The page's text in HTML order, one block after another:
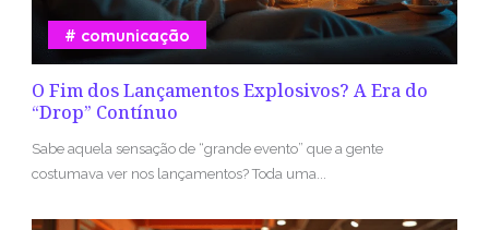
O Fim dos Lançamentos Explosivos? A Era do
“Drop” Contínuo
comunicação
Sabe aquela sensação de “grande evento” que a gente
costumava ver nos lançamentos? Toda uma...